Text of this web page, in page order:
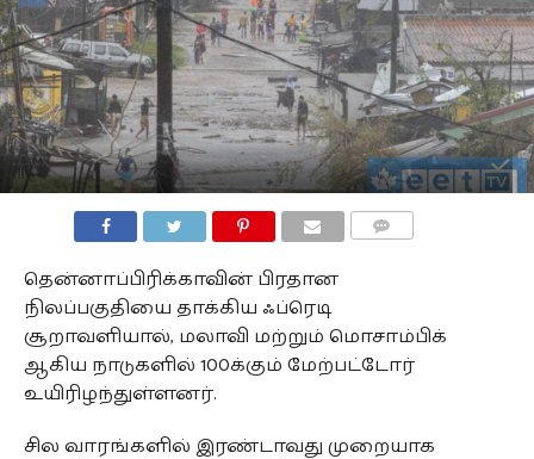
தென்னாப்பிரிக்காவின் பிரதான
நிலப்பகுதியை தாக்கிய ஃப்ரெடி
சூறாவளியால், மலாவி மற்றும் மொசாம்பிக்
ஆகிய நாடுகளில் 100க்கும் மேற்பட்டோர்
உயிரிழந்துள்ளனர்.
சில வாரங்களில் இரண்டாவது முறையாக